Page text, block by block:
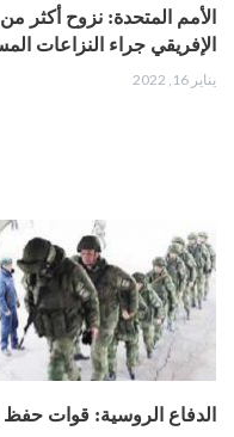
الإفريقي جراء النزاعات
يناير 16, 2022
الدفاع الروسية: قوات